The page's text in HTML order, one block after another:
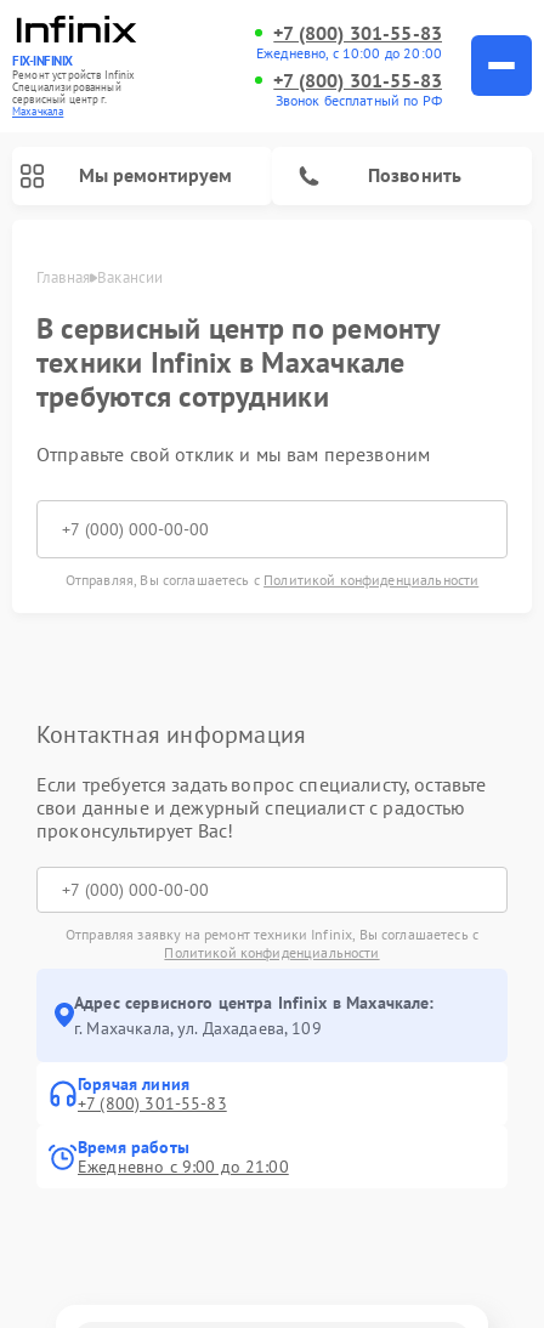
FIX-INFINIX
Ремонт устройств Infinix
Специализированный
cервисный центр г.
Махачкала
+7 (800) 301-55-83
Ежедневно, с 10:00 до 20:00
+7 (800) 301-55-83
Звонок бесплатный по РФ
Мы ремонтируем Позвонить
Главная Вакансии
В сервисный центр по ремонту
техники Infinix в Махачкале
требуются сотрудники
Отправьте свой отклик и мы вам перезвоним
Отправляя, Вы соглашаетесь с Политикой конфиденциальности
Контактная информация
Если требуется задать вопрос специалисту, оставьте
свои данные и дежурный специалист с радостью
проконсультирует Вас!
Отправляя заявку на ремонт техники Infinix, Вы соглашаетесь с
Политикой конфиденциальности
Адрес сервисного центра Infinix в Махачкале:
г. Махачкала, ул. Дахадаева, 109
Горячая линия
+7 (800) 301-55-83
Время работы
Ежедневно с 9:00 до 21:00